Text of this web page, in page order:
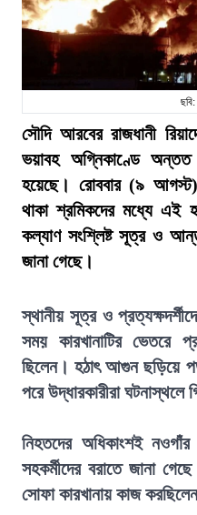
সৌদি আরবের রাজধানী
ভয়াবহ অগ্নিকাণ্ডে অন্তত
হয়েছে। রোববার (৯ আগস্ট)
থাকা শ্রমিকদের মধ্যে এই
কল্যাণ সংশ্লিষ্ট সূত্র ও
জানা গেছে।
স্থানীয় সূত্র ও
সময় কারখানাটির ভেতরে
ছিলেন। হঠাৎ আগুন ছড়িয়ে
পরে উদ্ধারকারীরা ঘটনাস্থলে
নিহতদের অধিকাংশই
সহকর্মীদের বরাতে জানা
সোফা কারখানায় কাজ